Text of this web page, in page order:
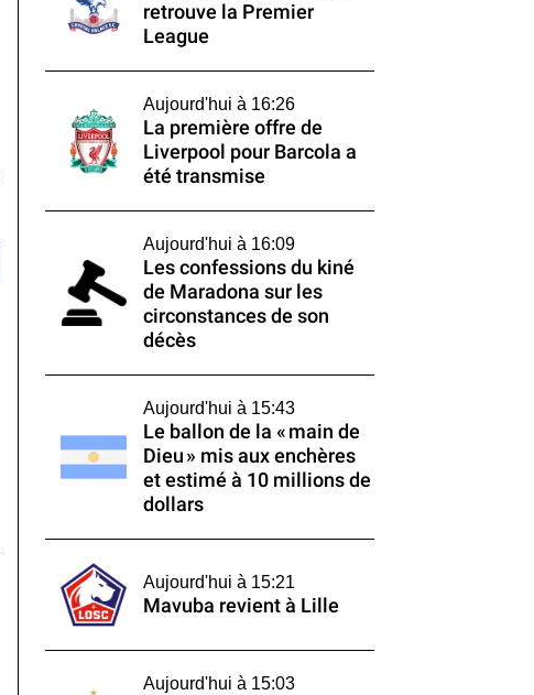
retrouve la Premier
League
Aujourd'hui à 16:26
La première offre de
Liverpool pour Barcola a
été transmise
Aujourd'hui à 16:09
Les confessions du kiné
de Maradona sur les
circonstances de son
décès
Aujourd'hui à 15:43
Le ballon de la « main de
Dieu » mis aux enchères
et estimé à 10 millions de
dollars
Aujourd'hui à 15:21
Mavuba revient à Lille
Aujourd'hui à 15:03